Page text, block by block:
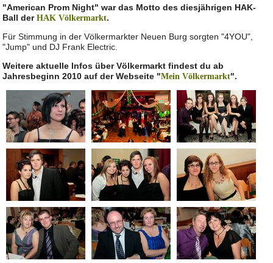
"American Prom Night" war das Motto des diesjährigen HAK-
Ball derHAK Völkermarkt.
Für Stimmung in der Völkermarkter Neuen Burg sorgten "4YOU",
"Jump" und DJ Frank Electric.
Weitere aktuelle Infos über Völkermarkt findest du ab
Jahresbeginn 2010 auf der Webseite "Mein Völkermarkt".